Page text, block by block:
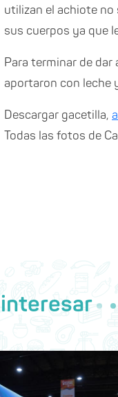
utilizan el achiote
sus cuerpos ya que
Para terminar de
aportaron con leche
Descargar gacetilla,
Todas las fotos de